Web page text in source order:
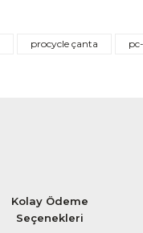
procycle çanta
Kolay Ödeme
Seçenekleri